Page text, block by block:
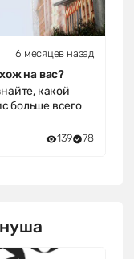
6 месяцев назад
на вас?
какой
больше всего
139 78